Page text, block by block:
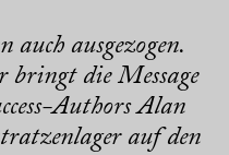
ausgezogen.
bringt die Message
Authors Alan
auf den